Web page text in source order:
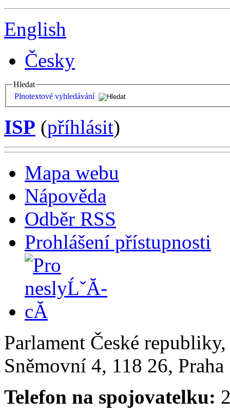
English
Česky
Hledat
Plnotextové vyhledávání
ISP (příhlásit)
Mapa webu
Nápověda
Odběr RSS
Prohlášení přístupnosti
Parlament České
Sněmovní 4, 118 26,
Telefon na spojovatelku: